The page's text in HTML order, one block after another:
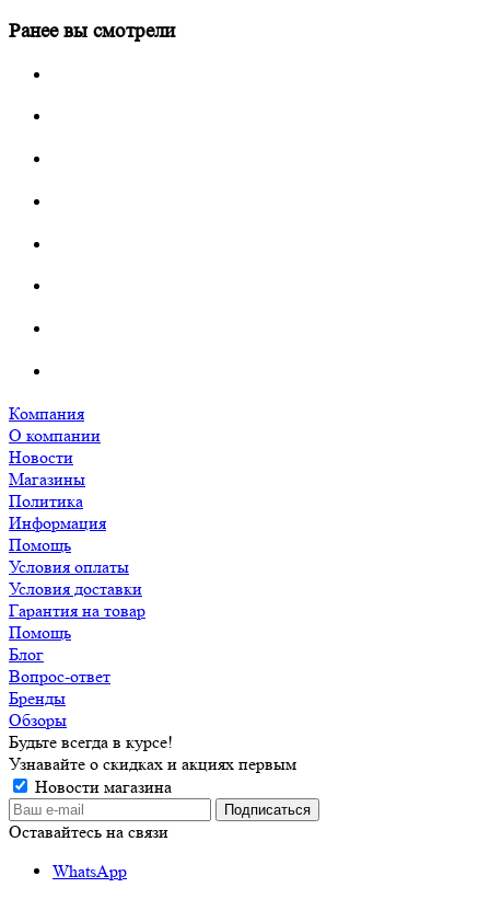
Ранее вы смотрели
Компания
О компании
Новости
Магазины
Политика
Информация
Помощь
Условия оплаты
Условия доставки
Гарантия на товар
Помощь
Блог
Вопрос-ответ
Бренды
Обзоры
Будьте всегда в курсе!
Узнавайте о скидках и акциях первым
Новости магазина
Оставайтесь на связи
WhatsApp